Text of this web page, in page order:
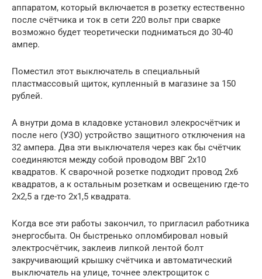
аппаратом, который включается в розетку естественно
после счётчика и ток в сети 220 вольт при сварке
возможно будет теоретически подниматься до 30-40
ампер.
Поместил этот выключатель в специальный
пластмассовый щиток, купленный в магазине за 150
рублей.
А внутри дома в кладовке установил элекросчётчик и
после него (УЗО) устройство защитного отключения на
32 ампера. Два эти выключателя через как бы счётчик
соединяются между собой проводом ВВГ 2х10
квадратов. К сварочной розетке подходит провод 2х6
квадратов, а к остальным розеткам и освещению где-то
2х2,5 а где-то 2х1,5 квадрата.
Когда все эти работы закончил, то пригласил работника
энергосбыта. Он быстренько опломбировал новый
электросчётчик, заклеив липкой лентой болт
закручивающий крышку счётчика и автоматический
выключатель на улице, точнее электрощиток с